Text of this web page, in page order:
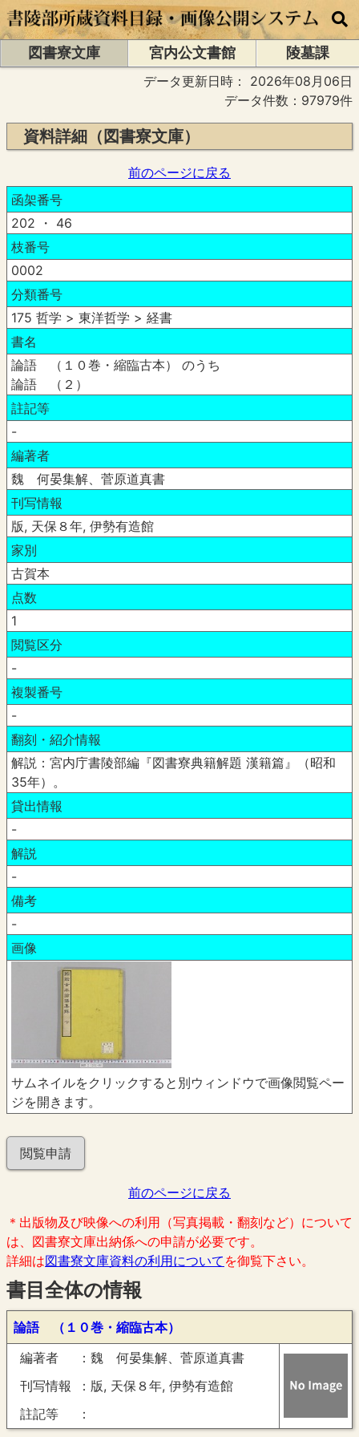
図書寮文庫 宮内公文書館
陵墓課
データ更新日時： 2026年08月06日
データ件数：97979件
資料詳細（図書寮文庫）
前のページに戻る
函架番号
202 ・ 46
枝番号
0002
分類番号
175 哲学 > 東洋哲学 > 経書
書名
論語 （１０巻・縮臨古本） のうち
論語 （２）
註記等
-
編著者
魏 何晏集解、菅原道真書
刊写情報
版, 天保８年, 伊勢有造館
家別
古賀本
点数
1
閲覧区分
-
複製番号
-
翻刻・紹介情報
解説：宮内庁書陵部編『図書寮典籍解題 漢籍篇』（昭和
35年）。
貸出情報
-
解説
-
備考
-
画像
サムネイルをクリックすると別ウィンドウで画像閲覧ペー
ジを開きます。
閲覧申請
前のページに戻る
＊出版物及び映像への利用（写真掲載・翻刻など）について
は、図書寮文庫出納係への申請が必要です。
詳細は図書寮文庫資料の利用について を御覧下さい。
書目全体の情報
論語 （１０巻・縮臨古本）
編著者
魏 何晏集解、菅原道真書
刊写情報
版, 天保８年, 伊勢有造館
註記等